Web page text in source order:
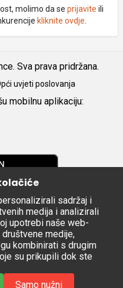
molimo da se prijavite ili
kliknite ovdje
Sva prava pridržana.
uvjeti poslovanja
mobilnu aplikaciju:
sadržaj i
medija i analizirali
upotrebi naše web-
medije,
kombinirati s drugim
su prikupili dok ste
Samo nužni